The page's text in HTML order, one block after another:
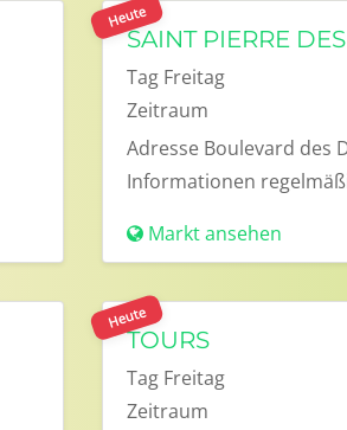
Heute
SAINT PIERRE
Tag Freitag
Zeitraum
Adresse Boulevard des
Informationen
Markt ansehen
Heute
TOURS
Tag Freitag
Zeitraum